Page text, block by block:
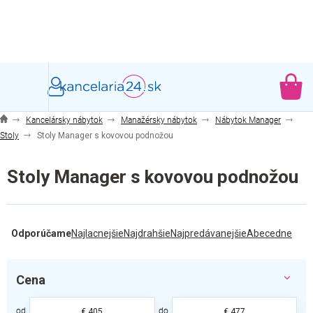
Kancelársky nábytok Manažérsky nábytok
Nábytok Manager
Stoly
Stoly Manager s kovovou podnožou
Stoly Manager s kovovou podnožou
a
n
OdporúčameNajlacnejšieNajdrahšieNajpredávanejšieAbecedne
Cena